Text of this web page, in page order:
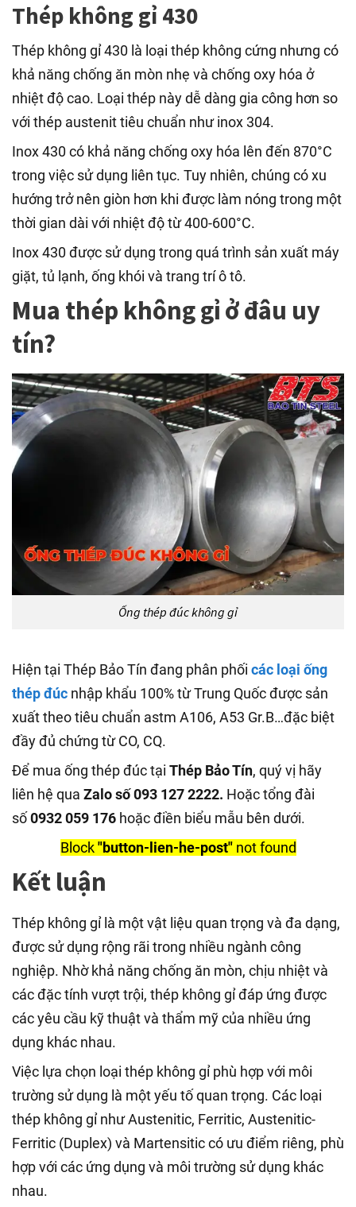
Thép không gỉ 430
Thép không gỉ 430 là loại thép không cứng nhưng có
khả năng chống ăn mòn nhẹ và chống oxy hóa ở
nhiệt độ cao. Loại thép này dễ dàng gia công hơn so
với thép austenit tiêu chuẩn như inox 304.
Inox 430 có khả năng chống oxy hóa lên đến 870°C
trong việc sử dụng liên tục. Tuy nhiên, chúng có xu
hướng trở nên giòn hơn khi được làm nóng trong một
thời gian dài với nhiệt độ từ 400-600°C.
Inox 430 được sử dụng trong quá trình sản xuất máy
giặt, tủ lạnh, ống khói và trang trí ô tô.
Mua thép không gỉ ở đâu uy
tín?
Ống thép đúc không gỉ
Hiện tại Thép Bảo Tín đang phân phối các loại ống
thép đúc nhập khẩu 100% từ Trung Quốc được sản
xuất theo tiêu chuẩn astm A106, A53 Gr.B…đặc biệt
đầy đủ chứng từ CO, CQ.
Để mua ống thép đúc tại Thép Bảo Tín, quý vị hãy
liên hệ qua Zalo số 093 127 2222. Hoặc tổng đài
số0932 059 176 hoặc điền biểu mẫu bên dưới.
Block"button-lien-he-post"not found
Kết luận
Thép không gỉ là một vật liệu quan trọng và đa dạng,
được sử dụng rộng rãi trong nhiều ngành công
nghiệp. Nhờ khả năng chống ăn mòn, chịu nhiệt và
các đặc tính vượt trội, thép không gỉ đáp ứng được
các yêu cầu kỹ thuật và thẩm mỹ của nhiều ứng
dụng khác nhau.
Việc lựa chọn loại thép không gỉ phù hợp với môi
trường sử dụng là một yếu tố quan trọng. Các loại
thép không gỉ như Austenitic, Ferritic, Austenitic-
Ferritic (Duplex) và Martensitic có ưu điểm riêng, phù
hợp với các ứng dụng và môi trường sử dụng khác
nhau.